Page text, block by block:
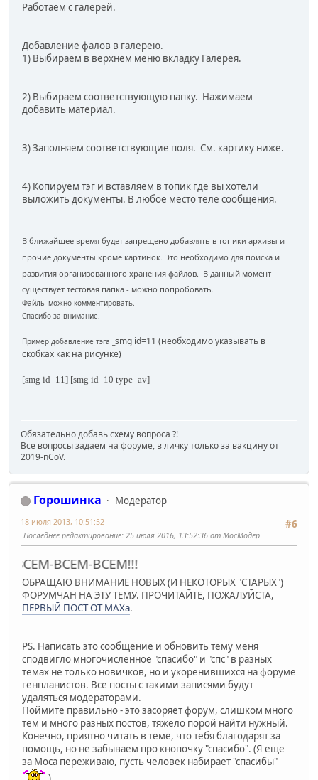
Работаем с галерей.
Добавление фалов в галерею.
1) Выбираем в верхнем меню вкладку Галерея.
2) Выбираем соответствующую папку. Нажимаем
добавить материал.
3) Заполняем соответствующие поля. См. картику ниже.
4) Копируем тэг и вставляем в топик где вы хотели
выложить документы. В любое место теле сообщения.
В ближайшее время будет запрещено добавлять в топики архивы и
прочие документы кроме картинок. Это необходимо для поиска и
развития организованного хранения файлов. В данный момент
существует тестовая папка - можно попробовать.
Файлы можно комментировать.
Спасибо за внимание.
Пример добавление тэга _ smg id=11 (необходимо указывать в
скобках как на рисунке)
[smg id=11] [smg id=10 type=av]
Обязательно добавь схему вопроса ?!
Все вопросы задаем на форуме, в личку только за вакцину от
2019-nCoV.
Горошинка
Модератор
#6
18 июля 2013, 10:51:52
Последнее редактирование: 25 июля 2016, 13:52:36 от МосМодер
ВСЕМ-ВСЕМ!!!
ОБРАЩАЮ ВНИМАНИЕ НОВЫХ (И НЕКОТОРЫХ "СТАРЫХ")
ФОРУМЧАН НА ЭТУ ТЕМУ. ПРОЧИТАЙТЕ, ПОЖАЛУЙСТА,
ПЕРВЫЙ ПОСТ ОТ MAXa.
PS. Написать это сообщение и обновить тему меня
сподвигло многочисленное "спасибо" и "спс" в разных
темах не только новичков, но и укоренившихся на форуме
генпланистов. Все посты с такими записями будут
удаляться модераторами.
Поймите правильно - это засоряет форум, слишком много
тем и много разных постов, тяжело порой найти нужный.
Конечно, приятно читать в теме, что тебя благодарят за
помощь, но не забываем про кнопочку "спасибо". (Я еще
за Моса переживаю, пусть человек набирает "спасибы"